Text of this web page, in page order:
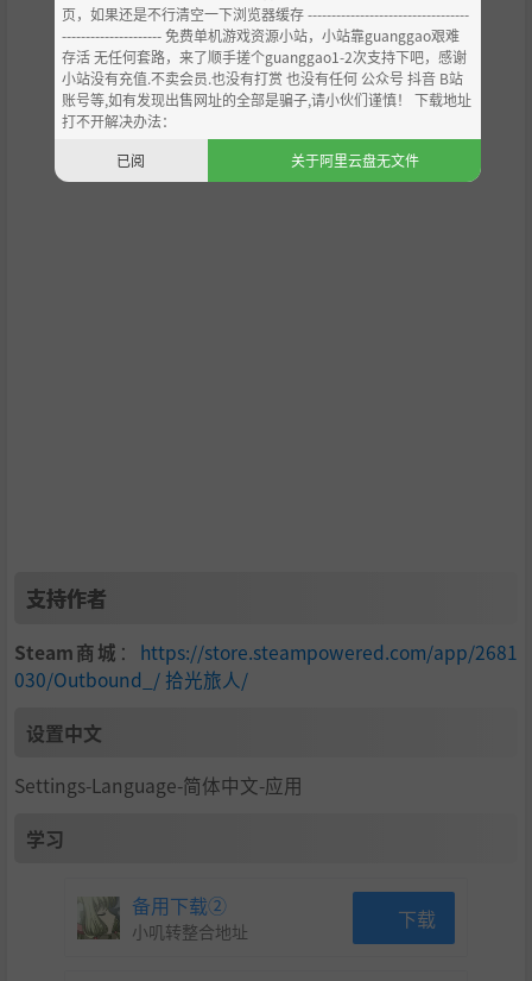
共同游玩
开启一场穿越不同生物群落的自驾旅行。你可以选择独自建
支持作者
Steam商城 ： https://store.steampowered.com/app/2681
030/Outbound_/ 拾光旅人/
设置中文
Settings-Language-简体中文-应用
学习
备用下载②
小叽转整合地址 下载
页，如果还是不行清空一下浏览器缓存 ----------------------------------
--------------------- 免费单机游戏资源小站，小站靠guanggao艰难
存活 无任何套路，来了顺手搓个guanggao1-2次支持下吧，感谢
小站没有充值.不卖会员.也没有打赏 也没有任何 公众号 抖音 B站
账号等,如有发现出售网址的全部是骗子,请小伙们谨慎！ 下载地址
打不开解决办法：
已阅
关于阿里云盘无文件